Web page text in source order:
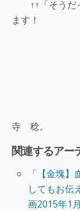
↑↑「そうだ
ます！
「自由
寺 稔。
関連するアー
「【金塊
してもお伝
画2015年1